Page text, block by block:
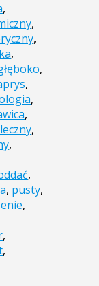
,
,
,
,
,
,
,
,
,
,
,
, pusty,
,
,
,